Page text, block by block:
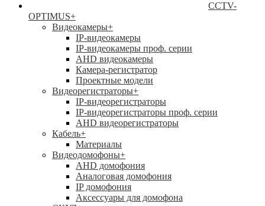
CCTV-
OPTIMUS+
Видеокамеры+
IP-видеокамеры
IP-видеокамеры проф. серии
AHD видеокамеры
Камера-регистратор
Проектные модели
Видеорегистраторы+
IP-видеорегистраторы
IP-видеорегистраторы проф. серии
AHD видеорегистраторы
Кабель+
Материалы
Видеодомофоны+
AHD домофония
Аналоговая домофония
IP домофония
Аксессуары для домофона